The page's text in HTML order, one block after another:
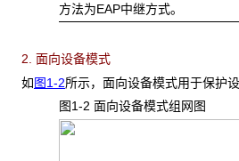
方法为EAP中继方式。
2. 面向设备模式
如图1-2所示，面向设备模式用于保护
图1-2 面向设备模式组网图